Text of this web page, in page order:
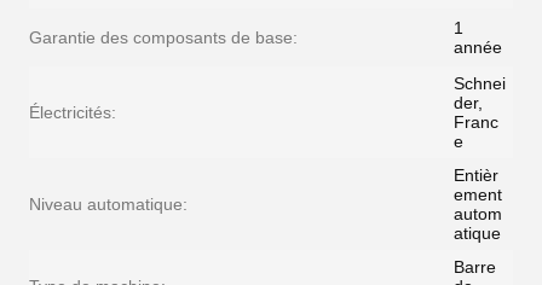
Garantie des composants de base:
1
année
Électricités:
Schnei
der,
Franc
e
Niveau automatique:
Entièr
ement
autom
atique
Barre